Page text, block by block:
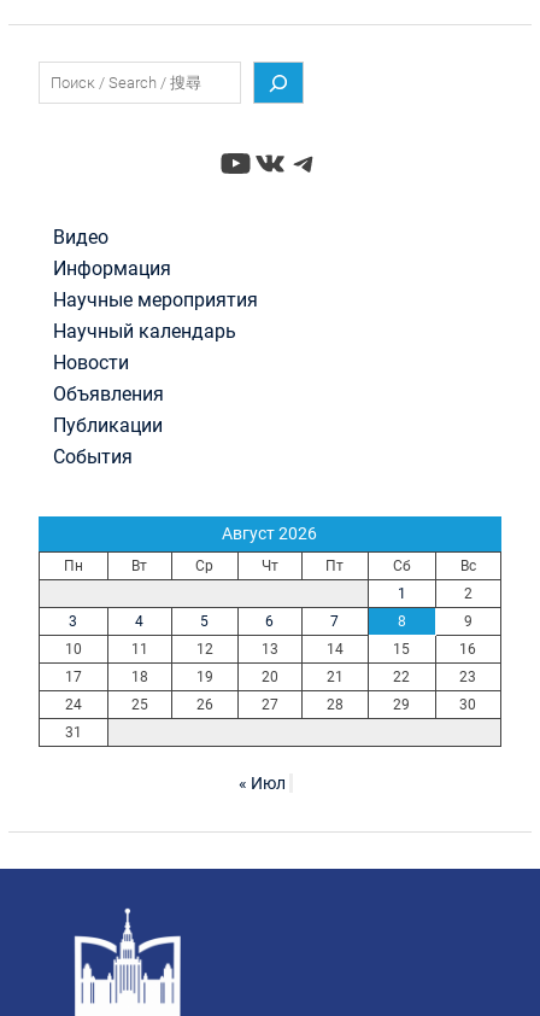
YouTube
ВКонтакте
Telegram
Видео
Информация
Научные мероприятия
Научный календарь
Новости
Объявления
Публикации
События
Август 2026
Пн Вт Ср Чт Пт Сб
Вс
1
2
3
4 5 6 7 8
9
10
11 12 13 14 15
16
17
18 19 20 21 22
23
24
25 26 27 28 29
30
31
« Июл